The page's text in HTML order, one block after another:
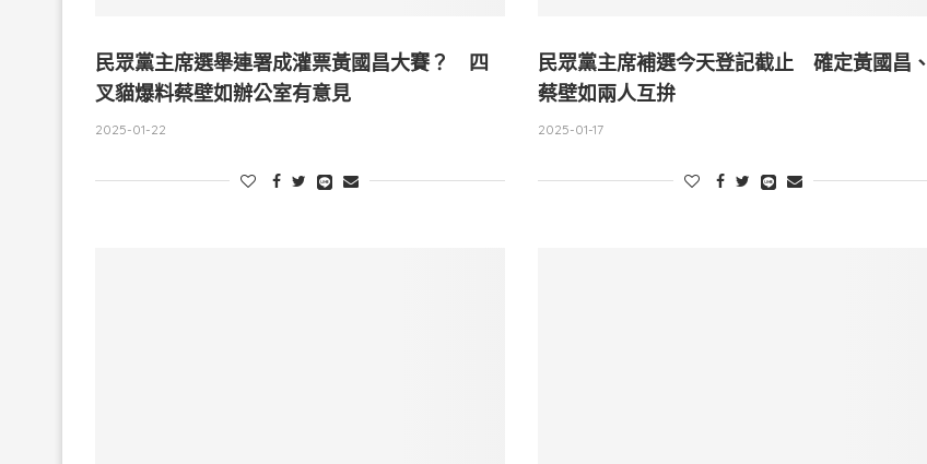
民眾黨主席選舉連署成灌票黃國昌大賽？ 四
叉貓爆料蔡壁如辦公室有意見
2025-01-22
民眾黨主席補選今天登記截止 確定黃國昌、
蔡壁如兩人互拚
2025-01-17